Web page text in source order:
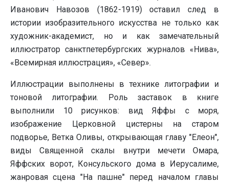
Иванович Навозов (1862-1919) оставил след в
истории изобразительного искусства не только как
художник-академист, но и как замечательный
иллюстратор санктпетербургских журналов «Нива»,
«Всемирная иллюстрация», «Север».
Иллюстрации выполнены в технике литографии и
тоновой литографии. Роль заставок в книге
выполнили 10 рисунков: вид Яффы с моря,
изображение Церковной цистерны на старом
подворье, Ветка Оливы, открывающая главу "Елеон",
виды Священной скалы внутри мечети Омара,
Яффских ворот, Консульского дома в Иерусалиме,
жанровая сцена "На пашне" перед началом главы